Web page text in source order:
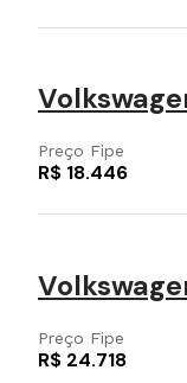
Preço Fipe
R$ 18.446
Preço Fipe
R$ 24.718